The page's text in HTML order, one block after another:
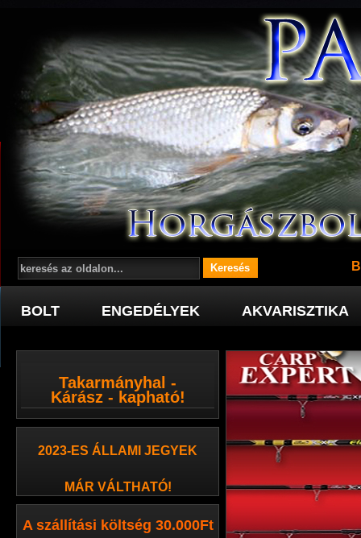
BOLT ENGEDÉLYEK AKVARISZTIKA
Takarmányhal -
Kárász - kapható!
2023-ES ÁLLAMI JEGYEK
MÁR VÁLTHATÓ!
A szállítási költség 30.000Ft